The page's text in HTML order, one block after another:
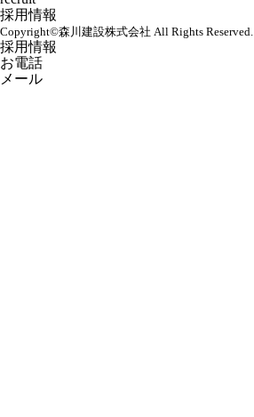
採用情報
Copyright©森川建設株式会社 All Rights Reserved.
採用情報
お電話
メール